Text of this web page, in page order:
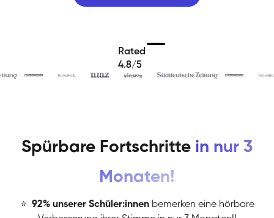
Rated
4.8/5
Spürbare Fortschritte in nur 3
Monaten!
⭐ 92% unserer Schüler:innen bemerken eine hörbare